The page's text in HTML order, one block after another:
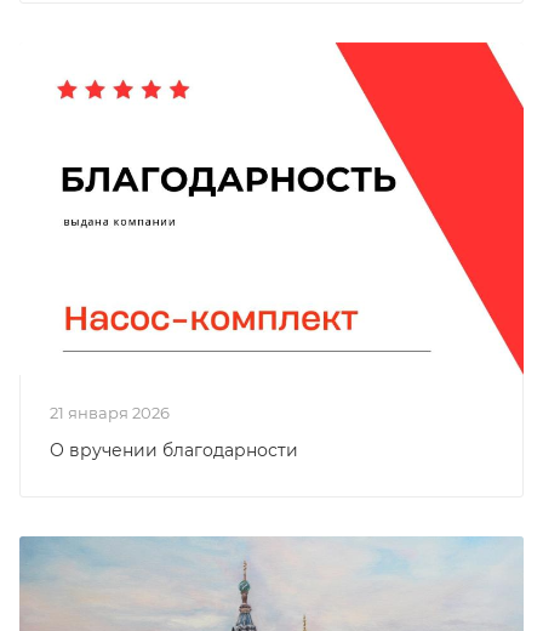
21 января 2026
О вручении благодарности